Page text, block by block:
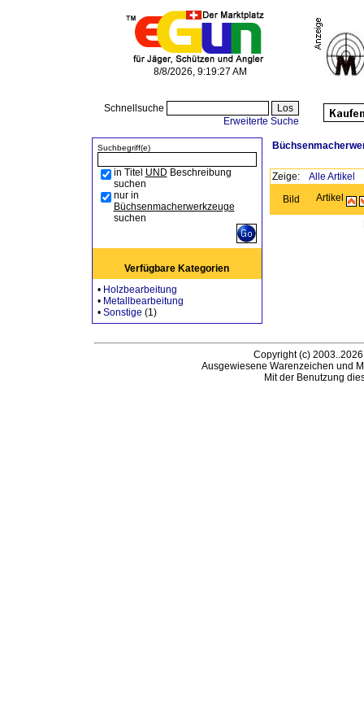
8/8/2026, 9:19:27 AM
Schnellsuche
Erweiterte Suche
Suchbegriff(e)
in Titel UND Beschreibung
suchen
nur in
Büchsenmacherwerkzeuge
suchen
Verfügbare Kategorien
• Holzbearbeitung
• Metallbearbeitung
• Sonstige (1)
Zeige: Alle Artikel
Bild
Artikel
Copyright (c)
Ausgewiesene Warenzeichen und
Mit der Benutzung